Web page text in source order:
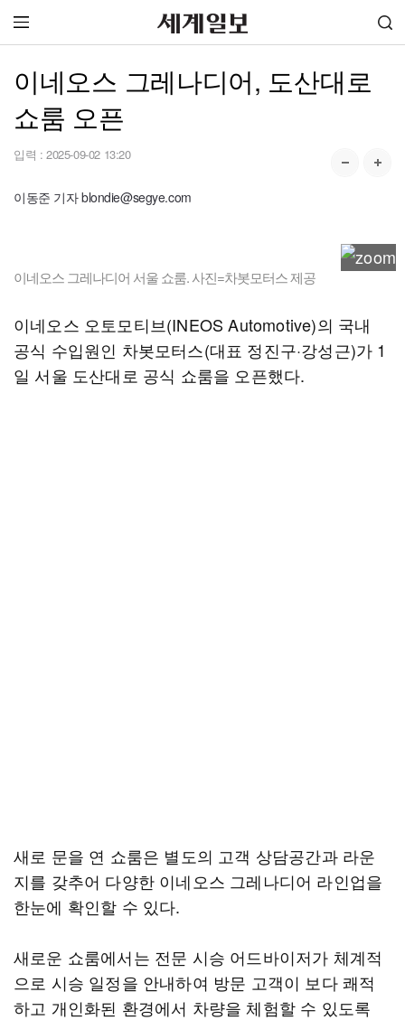
이네오스 그레나디어, 도산대로
쇼룸 오픈
입력 : 2025-09-02 13:20
이동준 기자 blondie@segye.com
이네오스 그레나디어 서울 쇼룸. 사진=차봇모터스 제공
이네오스 오토모티브(INEOS Automotive)의 국내
공식 수입원인 차봇모터스(대표 정진구·강성근)가 1
일 서울 도산대로 공식 쇼룸을 오픈했다.
새로 문을 연 쇼룸은 별도의 고객 상담공간과 라운
지를 갖추어 다양한 이네오스 그레나디어 라인업을
한눈에 확인할 수 있다.
새로운 쇼룸에서는 전문 시승 어드바이저가 체계적
으로 시승 일정을 안내하여 방문 고객이 보다 쾌적
하고 개인화된 환경에서 차량을 체험할 수 있도록